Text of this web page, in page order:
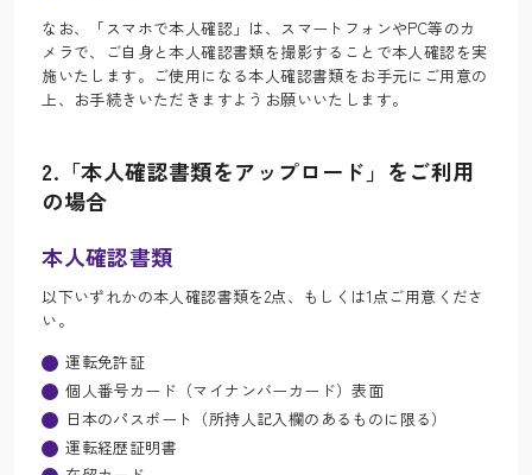
なお、「スマホで本人確認」は、スマートフォンやPC等のカ
メラで、ご自身と本人確認書類を撮影することで本人確認を実
施いたします。ご使用になる本人確認書類をお手元にご用意の
上、お手続きいただきますようお願いいたします。
2.「本人確認書類をアップロード」をご利用
の場合
本人確認書類
以下いずれかの本人確認書類を2点、もしくは1点ご用意くださ
い。
運転免許証
個人番号カード（マイナンバーカード）表面
日本のパスポート（所持人記入欄のあるものに限る）
運転経歴証明書